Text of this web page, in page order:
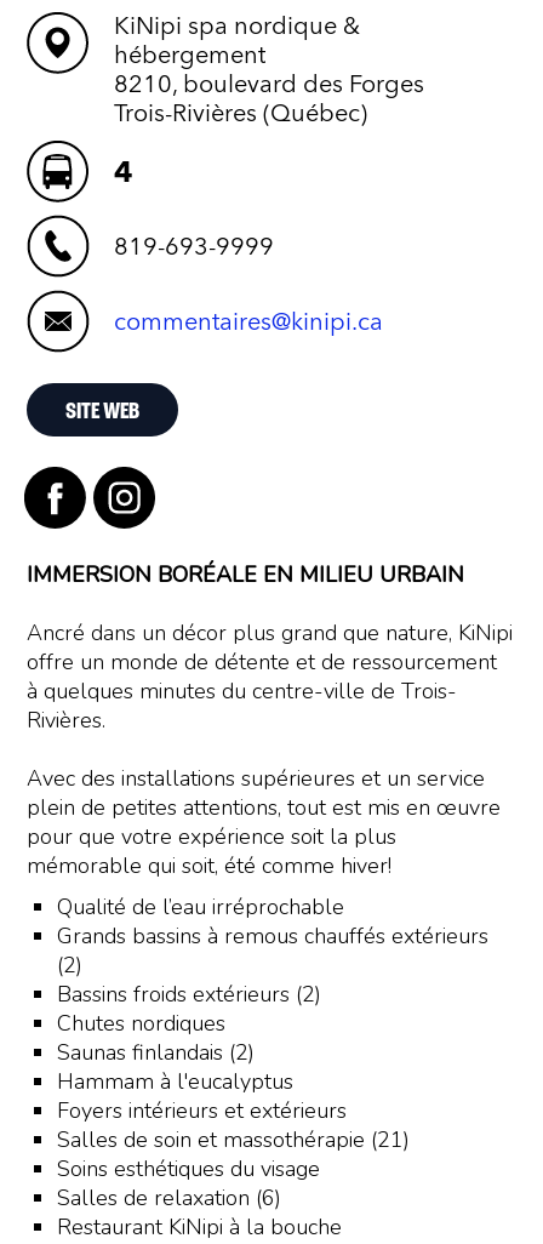
IMMERSION BORÉALE EN MILIEU URBAIN
Ancré dans un décor plus grand que nature, KiNipi
offre un monde de détente et de ressourcement
à quelques minutes du centre-ville de Trois-
Rivières.
Avec des installations supérieures et un service
plein de petites attentions, tout est mis en œuvre
pour que votre expérience soit la plus
mémorable qui soit, été comme hiver!
Qualité de l’eau irréprochable
Grands bassins à remous chauffés extérieurs
(2)
Bassins froids extérieurs (2)
Chutes nordiques
Saunas finlandais (2)
Hammam à l'eucalyptus
Foyers intérieurs et extérieurs
Salles de soin et massothérapie (21)
Soins esthétiques du visage
Salles de relaxation (6)
Restaurant KiNipi à la bouche
KiNipi spa nordique &
hébergement
8210, boulevard des Forges
Trois-Rivières (Québec)
4
819-693-9999
commentaires@kinipi.ca
SITE WEB